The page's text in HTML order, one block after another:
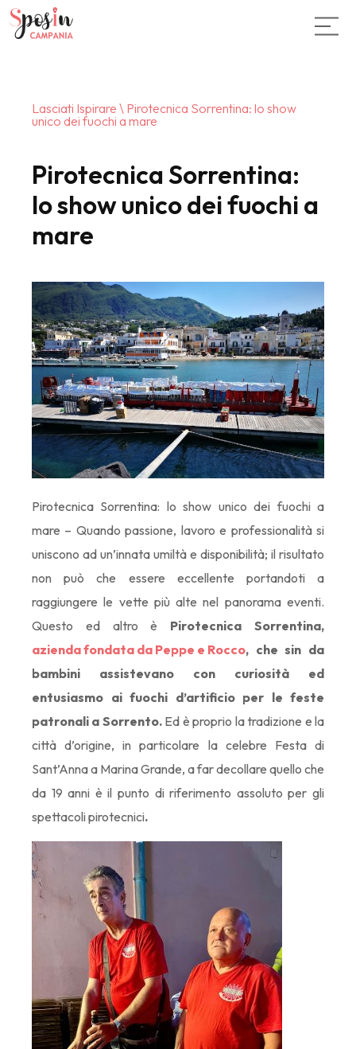
Lasciati Ispirare \ Pirotecnica Sorrentina: lo show
unico dei fuochi a mare
Pirotecnica Sorrentina:
lo show unico dei fuochi a
mare
Pirotecnica Sorrentina: lo show unico dei fuochi a
mare – Quando passione, lavoro e professionalità si
uniscono ad un’innata umiltà e disponibilità; il risultato
non può che essere eccellente portandoti a
raggiungere le vette più alte nel panorama eventi.
Questo ed altro è Pirotecnica Sorrentina,
azienda fondata da Peppe e Rocco, che sin da
bambini assistevano con curiosità ed
entusiasmo ai fuochi d’artificio per le feste
patronali a Sorrento. Ed è proprio la tradizione e la
città d’origine, in particolare la celebre Festa di
Sant’Anna a Marina Grande, a far decollare quello che
da 19 anni è il punto di riferimento assoluto per gli
spettacoli pirotecnici.